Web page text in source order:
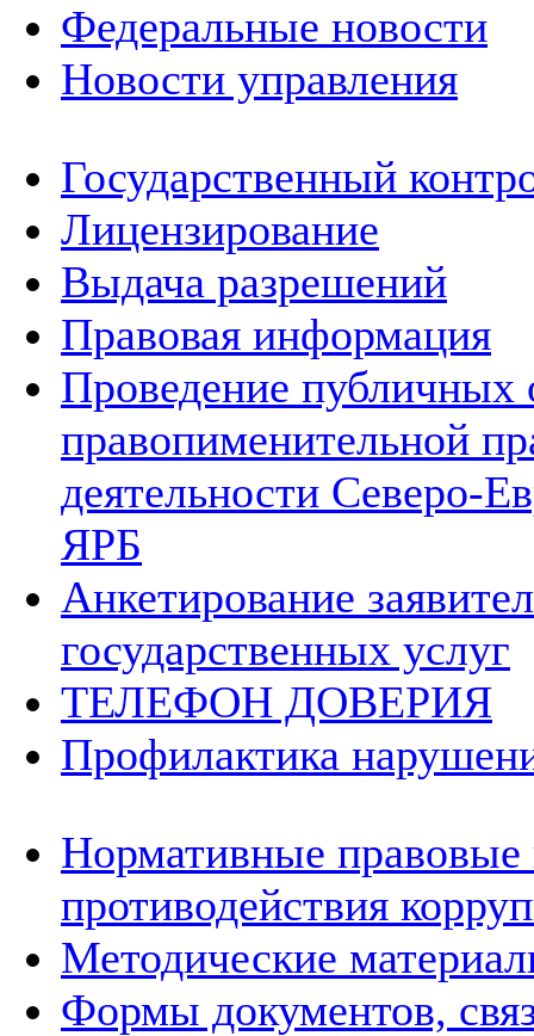
Федеральные новости
Новости управления
Государственный
Лицензирование
Выдача разрешений
Правовая информация
Проведение публичных
правопименительной
деятельности Северо-
ЯРБ
Анкетирование
государственных услуг
ТЕЛЕФОН ДОВЕРИЯ
Профилактика
Нормативные
противодействия
Методические
Формы документов,